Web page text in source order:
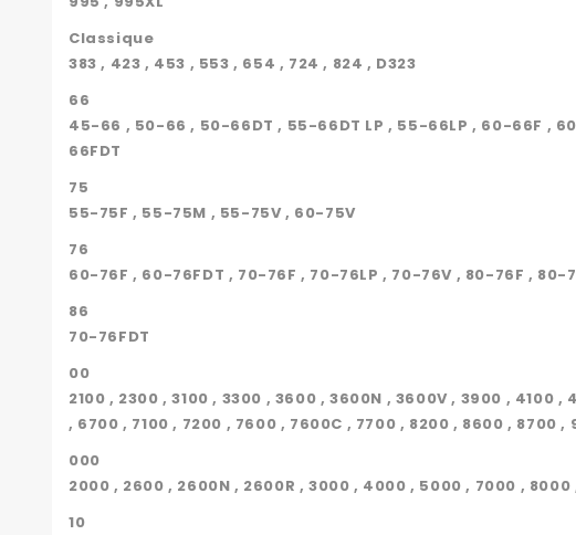
Classique
383 , 423 , 453 , 553 , 654 , 724 , 824 , D323
66
45-66 , 50-66 , 50-66DT , 55-66DT LP , 55-66LP , 60-66F ,
66FDT
75
55-75F , 55-75M , 55-75V , 60-75V
76
60-76F , 60-76FDT , 70-76F , 70-76LP , 70-76V , 80-76F , 80-
86
70-76FDT
00
2100 , 2300 , 3100 , 3300 , 3600 , 3600N , 3600V , 3900 ,
, 6700 , 7100 , 7200 , 7600 , 7600C , 7700 , 8200 , 8600 , 8700
000
2000 , 2600 , 2600N , 2600R , 3000 , 4000 , 5000 , 7000 , 8000
10